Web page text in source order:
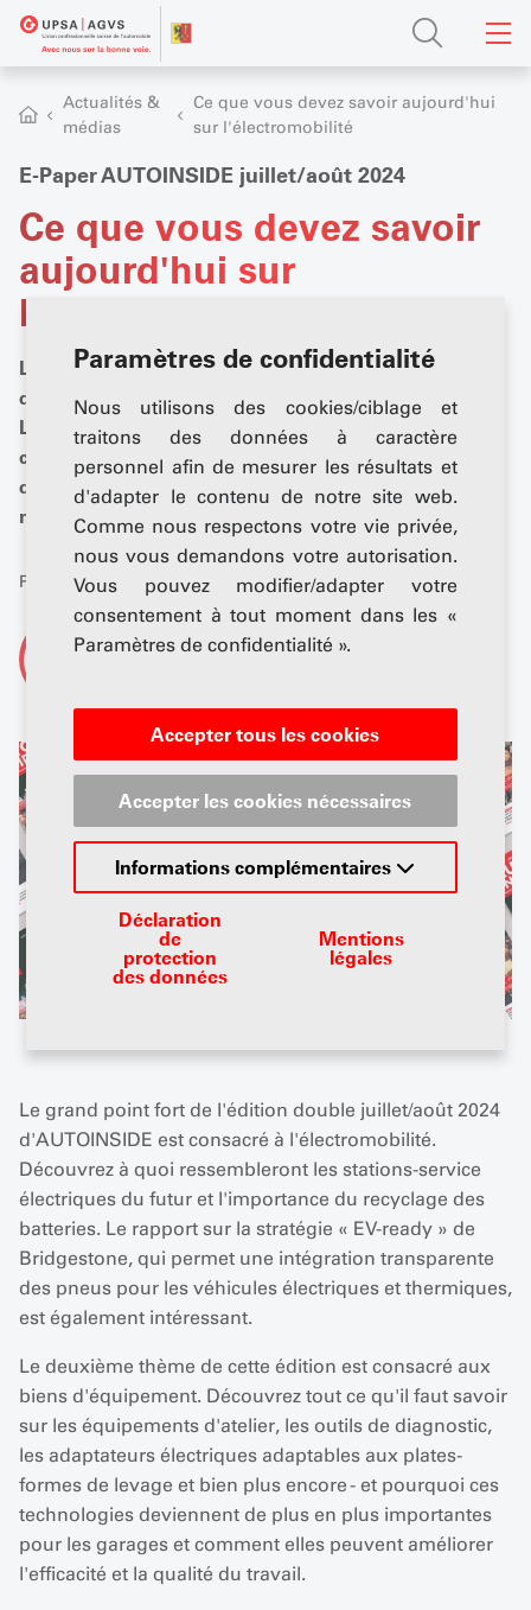
Paramètres de confidentialité
Nous utilisons des cookies/ciblage et
traitons des données à caractère
personnel afin de mesurer les résultats et
d'adapter le contenu de notre site web.
Comme nous respectons votre vie privée,
nous vous demandons votre autorisation.
Vous pouvez modifier/adapter votre
consentement à tout moment dans les «
Paramètres de confidentialité ».
Accepter tous les cookies
Accepter les cookies nécessaires
Informations complémentaires
Déclaration
de
protection
des données
Mentions
légales
Actualités &
médias
Ce que vous devez savoir aujourd'hui
sur l'électromobilité
E-Paper AUTOINSIDE juillet/août 2024
Ce que vous devez savoir
aujourd'hui sur
l'électromobilité
L'édition d'été d'AUTOINSIDE est placée sous le signe
de la mobilité électrique et des biens d'équipement.
Lisez comment la transmission électrique est
considérée comme une opportunité du point de vue
des garages et pourquoi les outils de diagnostic
modernes deviennent de plus en plus importants.
Publié: 01 juillet 2024
De
Le grand point fort de l'édition double juillet/août 2024
d'AUTOINSIDE est consacré à l'électromobilité.
Découvrez à quoi ressembleront les stations-service
électriques du futur et l'importance du recyclage des
batteries. Le rapport sur la stratégie « EV-ready » de
Bridgestone, qui permet une intégration transparente
des pneus pour les véhicules électriques et thermiques,
est également intéressant.
Le deuxième thème de cette édition est consacré aux
biens d'équipement. Découvrez tout ce qu'il faut savoir
sur les équipements d'atelier, les outils de diagnostic,
les adaptateurs électriques adaptables aux plates-
formes de levage et bien plus encore - et pourquoi ces
technologies deviennent de plus en plus importantes
pour les garages et comment elles peuvent améliorer
l'efficacité et la qualité du travail.